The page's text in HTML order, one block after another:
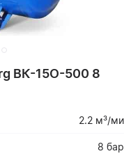
ВК-15О-500 8
2.2 м³/ми
8 бар